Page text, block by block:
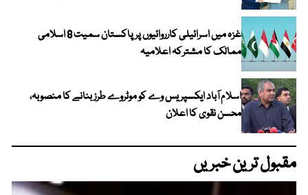
غزہ میں اسرائیلی کارروائیوں پر پاکستان سمیت 8 اسلامی
ممالک کا مشترکہ اعلامیہ
اسلام آباد ایکسپریس وے کو موٹروے طرز بنانے کا منصوبہ،
محسن نقوی کا اعلان
مقبول ترین خبریں